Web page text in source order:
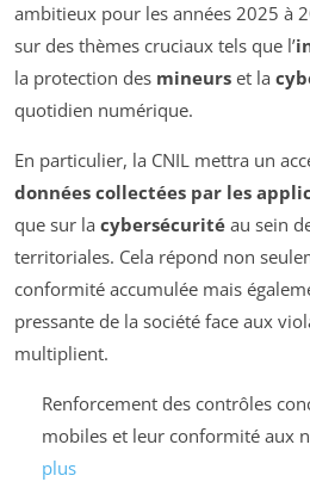
ambitieux pour les années 2025 à
sur des thèmes cruciaux tels que l’
la protection des mineurs et la
quotidien numérique.
En particulier, la CNIL mettra un
données collectées par les
que sur la cybersécurité au sein
territoriales. Cela répond non
conformité accumulée mais
pressante de la société face aux
multiplient.
Renforcement des contrôles
mobiles et leur conformité aux
plus